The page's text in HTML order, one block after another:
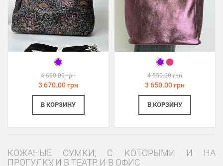
4 600.00 грн
3 670.00 грн
В КОРЗИНУ
4 550.00 грн
3 650.00 грн
В КОРЗИНУ
КОЖАНЫЕ СУМКИ, С КОТОРЫМИ И НА
ПРОГУЛКУ, И В ТЕАТР, И В ОФИС